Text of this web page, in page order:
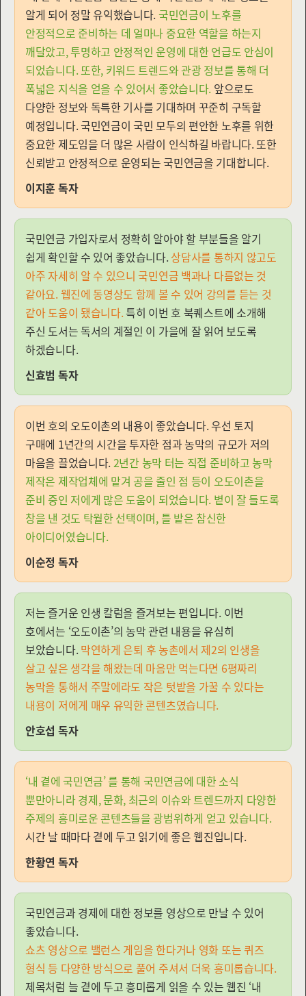
알게 되어 정말 유익했습니다.국민연금이 노후를
안정적으로 준비하는 데 얼마나 중요한 역할을 하는지
깨달았고, 투명하고 안정적인 운영에 대한 언급도 안심이
되었습니다. 또한, 키워드 트렌드와 관광 정보를 통해 더
폭넓은 지식을 얻을 수 있어서 좋았습니다. 앞으로도
다양한 정보와 독특한 기사를 기대하며 꾸준히 구독할
예정입니다. 국민연금이 국민 모두의 편안한 노후를 위한
중요한 제도임을 더 많은 사람이 인식하길 바랍니다. 또한
신뢰받고 안정적으로 운영되는 국민연금을 기대합니다.
이지훈 독자
국민연금 가입자로서 정확히 알아야 할 부분들을 알기
쉽게 확인할 수 있어 좋았습니다.상담사를 통하지 않고도
아주 자세히 알 수 있으니 국민연금 백과나 다름없는 것
같아요. 웹진에 동영상도 함께 볼 수 있어 강의를 듣는 것
같아 도움이 됐습니다.특히 이번 호 북퀘스트에 소개해
주신 도서는 독서의 계절인 이 가을에 잘 읽어 보도록
하겠습니다.
신효범 독자
이번 호의 오도이촌의 내용이 좋았습니다. 우선 토지
구매에 1년간의 시간을 투자한 점과 농막의 규모가 저의
마음을 끌었습니다.2년간 농막 터는 직접 준비하고 농막
제작은 제작업체에 맡겨 공을 줄인 점 등이 오도이촌을
준비 중인 저에게 많은 도움이 되었습니다. 볕이 잘 들도록
창을 낸 것도 탁월한 선택이며, 틀 밭은 참신한
아이디어였습니다.
이순정 독자
저는 즐거운 인생 칼럼을 즐겨보는 편입니다. 이번
호에서는 ‘오도이촌’의 농막 관련 내용을 유심히
보았습니다.막연하게 은퇴 후 농촌에서 제2의 인생을
살고 싶은 생각을 해왔는데 마음만 먹는다면 6평짜리
농막을 통해서 주말에라도 작은 텃밭을 가꿀 수 있다는
내용이 저에게 매우 유익한 콘텐츠였습니다.
안호섭 독자
‘내 곁에 국민연금’ 를 통해 국민연금에 대한 소식
뿐만아니라 경제, 문화, 최근의 이슈와 트렌드까지 다양한
주제의 흥미로운 콘텐츠들을 광범위하게 얻고 있습니다.
시간 날 때마다 곁에 두고 읽기에 좋은 웹진입니다.
한황연 독자
국민연금과 경제에 대한 정보를 영상으로 만날 수 있어
좋았습니다.
쇼츠 영상으로 밸런스 게임을 한다거나 영화 또는 퀴즈
형식 등 다양한 방식으로 풀어 주셔서 더욱 흥미롭습니다.
제목처럼 늘 곁에 두고 흥미롭게 읽을 수 있는 웹진 ‘내